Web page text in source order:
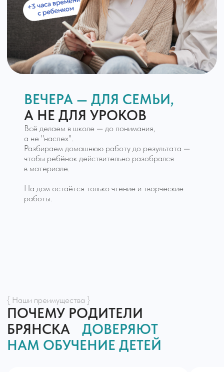
{ Наши преимущества }
ПОЧЕМУ РОДИТЕЛИ
БРЯНСКАДОВЕРЯЮТ
НАМ ОБУЧЕНИЕ ДЕТЕЙ
внимание каждому ученику.
аттестации и ОГЭ/ЕГЭ
Ученики сдают ОГЭ и ЕГЭ
наравне с учениками
муниципальных школ. Ведём
целенаправленную подготовку
с 8 класса.